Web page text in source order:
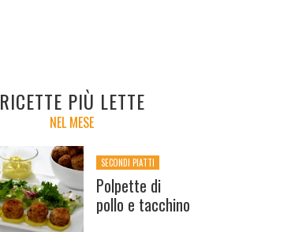
RICETTE PIÙ LETTE
NEL MESE
SECONDI PIATTI
Polpette di
pollo e tacchino